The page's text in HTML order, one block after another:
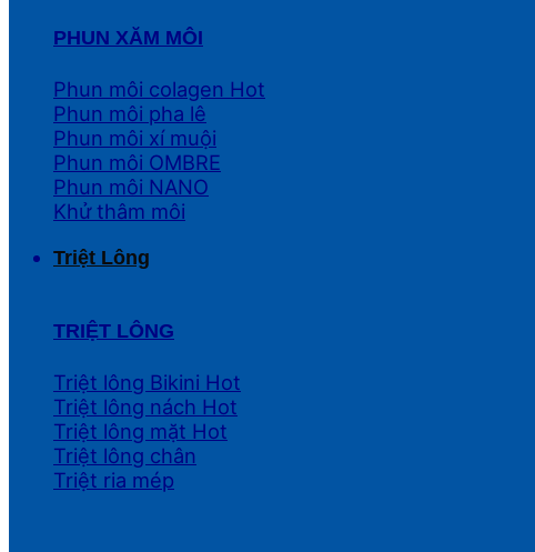
PHUN XĂM MÔI
Phun môi colagen
Phun môi pha lê
Phun môi xí muội
Phun môi OMBRE
Phun môi NANO
Khử thâm môi
Triệt Lông
TRIỆT LÔNG
Triệt lông Bikini
Triệt lông nách
Triệt lông mặt
Triệt lông chân
Triệt ria mép